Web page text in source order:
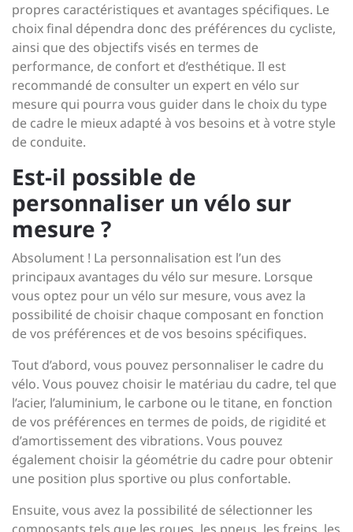
propres caractéristiques et avantages spécifiques. Le
choix final dépendra donc des préférences du cycliste,
ainsi que des objectifs visés en termes de
performance, de confort et d’esthétique. Il est
recommandé de consulter un expert en vélo sur
mesure qui pourra vous guider dans le choix du type
de cadre le mieux adapté à vos besoins et à votre style
de conduite.
Est-il possible de
personnaliser un vélo sur
mesure ?
Absolument ! La personnalisation est l’un des
principaux avantages du vélo sur mesure. Lorsque
vous optez pour un vélo sur mesure, vous avez la
possibilité de choisir chaque composant en fonction
de vos préférences et de vos besoins spécifiques.
Tout d’abord, vous pouvez personnaliser le cadre du
vélo. Vous pouvez choisir le matériau du cadre, tel que
l’acier, l’aluminium, le carbone ou le titane, en fonction
de vos préférences en termes de poids, de rigidité et
d’amortissement des vibrations. Vous pouvez
également choisir la géométrie du cadre pour obtenir
une position plus sportive ou plus confortable.
Ensuite, vous avez la possibilité de sélectionner les